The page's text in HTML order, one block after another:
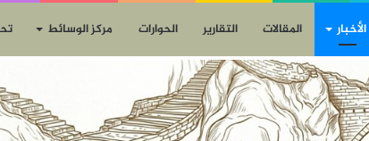
الأخبار المقالات التقارير الحوارات مركز الوسائط